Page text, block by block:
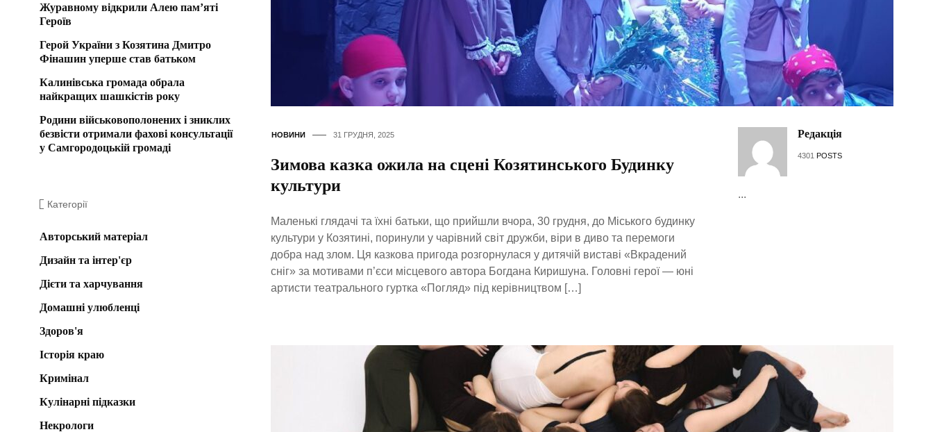
НОВИНИ 31 ГРУДНЯ, 2025
Зимова казка ожила на сцені Козятинського Будинку
культури
Маленькі глядачі та їхні батьки, що прийшли вчора, 30 грудня, до Міського будинку
культури у Козятині, поринули у чарівний світ дружби, віри в диво та перемоги
добра над злом. Ця казкова пригода розгорнулася у дитячій виставі «Вкрадений
сніг» за мотивами п’єси місцевого автора Богдана Киришуна. Головні герої — юні
артисти театрального гуртка «Погляд» під керівництвом […]
Редакція
4301 POSTS
...
Журавному відкрили Алею пам’яті
Героїв
Герой України з Козятина Дмитро
Фінашин уперше став батьком
Калинівська громада обрала
найкращих шашкістів року
Родини військовополонених і зниклих
безвісти отримали фахові консультації
у Самгородоцькій громаді
Категорії
Авторський матеріал
Дизайн та інтер'єр
Дієти та харчування
Домашні улюбленці
Здоров'я
Історія краю
Кримінал
Кулінарні підказки
Некрологи